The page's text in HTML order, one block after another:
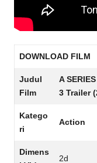
DOWNLOAD FILM
Judul
Film
A
3 Trailer
Katego
ri
Action
Dimens
2d